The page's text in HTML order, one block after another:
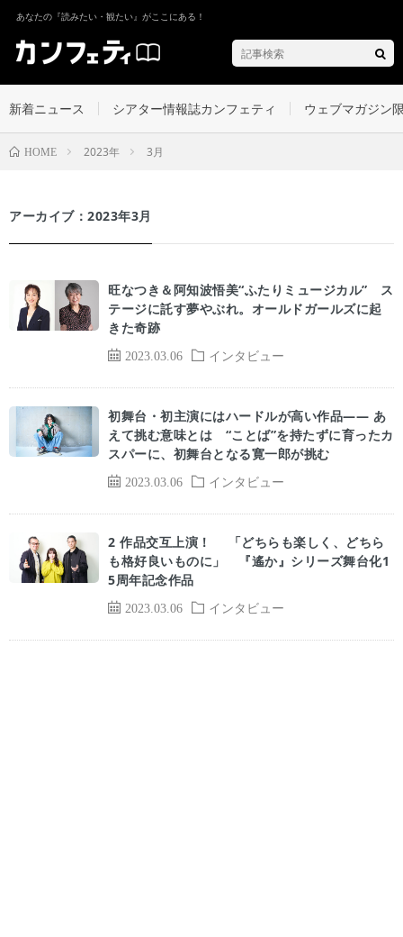
あなたの『読みたい・観たい』がここにある！
新着ニュース シアター情報誌カンフェティ ウェブマガジン
HOME 2023年 3月
アーカイブ：2023年3月
2023.03.06 インタビュー
旺なつき＆阿知波悟美“ふたりミュージカル” ス
テージに託す夢やぶれ。オールドガールズに起
きた奇跡
2023.03.06 インタビュー
初舞台・初主演にはハードルが高い作品―― あ
えて挑む意味とは “ことば”を持たずに育ったカ
スパーに、初舞台となる寛一郎が挑む
2023.03.06 インタビュー
2 作品交互上演！ 「どちらも楽しく、どちら
も格好良いものに」 『遙か』シリーズ舞台化1
5周年記念作品